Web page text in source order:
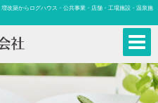
改築からログハウス・公共事業・店舗・工場施設・温泉施